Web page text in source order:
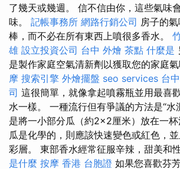
了幾天或幾週。 信不信由你，這些氣味
味。 記帳事務所 網路行銷公司 房子的
棒，而不必在所有東西上噴很多香水。
雄 設立投資公司 台中 外燴 茶點 什麼是
是製作家庭空氣清新劑以獲取您的家庭氣
摩 搜索引擎 外燴擺盤 seo services 台
司 這很簡單，就像拿起噴霧瓶並用最喜
水一樣。 一種流行但有爭議的方法是“水
是將一小部分瓜（約2×2厘米）放在一
瓜是化學的，則應該快速變色或紅色，
彩層。 東部香水經常征服辛辣，甜美和
是什麼 按摩 香港 台胞證 如果您喜歡芬